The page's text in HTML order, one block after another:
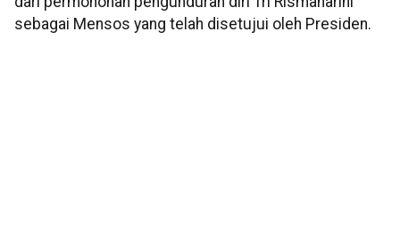
sebagai Mensos yang telah disetujui oleh Presiden.